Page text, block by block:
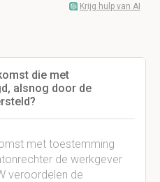
Krijg hulp van AI
die met
alsnog door de
met toestemming
de werkgever
veroordelen de